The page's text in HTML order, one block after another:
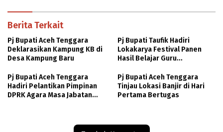
Berita Terkait
Pj Bupati Aceh Tenggara
Deklarasikan Kampung KB di
Desa Kampung Baru
Pj Bupati Taufik Hadiri
Lokakarya Festival Panen
Hasil Belajar Guru
Pj Bupati Aceh Tenggara
Hadiri Pelantikan Pimpinan
DPRK Agara Masa Jabatan
Pj Bupati Aceh Tenggara
Tinjau Lokasi Banjir di Hari
Pertama Bertugas